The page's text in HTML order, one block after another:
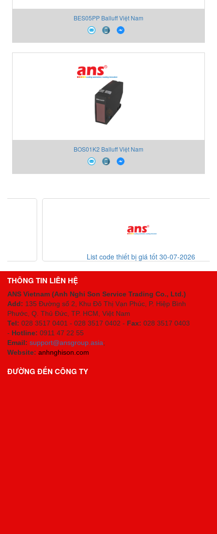
BES05PP Balluff Việt Nam
BOS01K2 Balluff Việt Nam
List code thiết bị giá tốt 30-07-2026
THÔNG TIN LIÊN HỆ
ANS Vietnam (Anh Nghi Son Service Trading Co., Ltd.)
Add: 135 Đường số 2, Khu Đô Thị Vạn Phúc, P. Hiệp Bình
Phước, Q. Thủ Đức, TP. HCM, Việt Nam
Tel: 028 3517 0401 - 028 3517 0402 - Fax: 028 3517 0403
- Hotline: 0911 47 22 55
Email: support@ansgroup.asia;
Website: anhnghison.com
ĐƯỜNG ĐẾN CÔNG TY